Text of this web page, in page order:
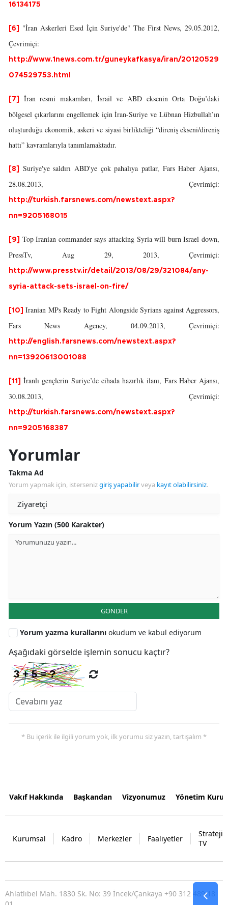
16134175
[6]
"İran Askerleri Esed İçin Suriye'de" The First News, 29.05.2012,
Çevrimiçi:
http://www.1news.com.tr/guneykafkasya/iran/20120529
074529753.html
[7]
İran resmi makamları, İsrail ve ABD eksenin Orta Doğu’daki
bölgesel çıkarlarını engellemek için İran-Suriye ve Lübnan Hizbullah’ın
oluşturduğu ekonomik, askeri ve siyasi birlikteliği “direniş ekseni/direniş
hattı” kavramlarıyla tanımlamaktadır.
[8]
Suriye'ye saldırı ABD'ye çok pahalıya patlar, Fars Haber Ajansı,
28.08.2013, Çevrimiçi:
http://turkish.farsnews.com/newstext.aspx?
nn=9205168015
[9]
Top Iranian commander says attacking Syria will burn Israel down,
PressTv, Aug 29, 2013, Çevrimiçi:
http://www.presstv.ir/detail/2013/08/29/321084/any-
syria-attack-sets-israel-on-fire/
[10]
Iranian MPs Ready to Fight Alongside Syrians against Aggressors,
Fars News Agency, 04.09.2013, Çevrimiçi:
http://english.farsnews.com/newstext.aspx?
nn=13920613001088
[11]
İranlı gençlerin Suriye’de cihada hazırlık ilanı, Fars Haber Ajansı,
30.08.2013, Çevrimiçi:
http://turkish.farsnews.com/newstext.aspx?
nn=9205168387
Yorumlar
Takma Ad
Yorum yapmak için, istersenizgiriş yapabilirveya kayıt olabilirsiniz.
Yorum Yazın (500 Karakter)
GÖNDER
Yorum yazma kurallarını okudum ve kabul ediyorum
Aşağıdaki görselde işlemin sonucu kaçtır?
* Bu içerik ile ilgili yorum yok, ilk yorumu siz yazın, tartışalım *
Vakıf Hakkında Başkandan Vizyonumuz Yönetim
Kurumsal Kadro Merkezler Faaliyetler
Strateji
TV
Ahlatlıbel Mah. 1830 Sk. No: 39 İncek/Çankaya +90 312 489 18